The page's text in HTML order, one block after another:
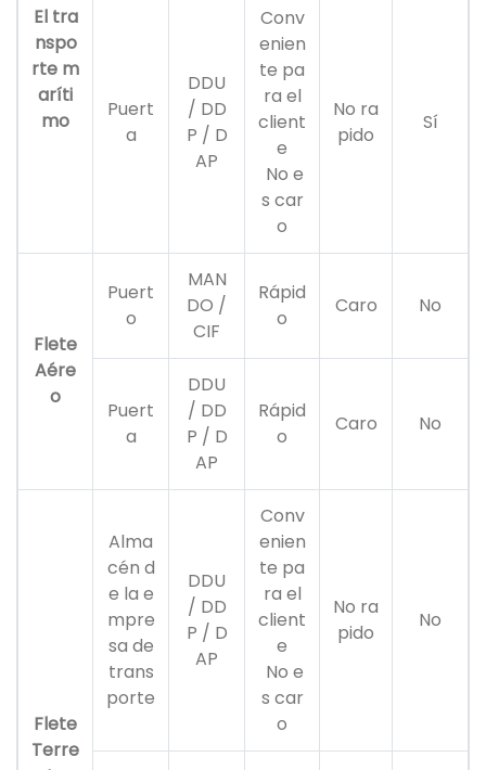
El tra
nspo
rte m
aríti
mo
Puert
a
DDU
/ DD
P / D
AP
Conv
enien
te pa
ra el
client
e
No e
s car
o
No ra
pido
Sí
Flete
Aére
o
Puert
o
MAN
DO /
CIF
Rápid
o
Caro No
Puert
a
DDU
/ DD
P / D
AP
Rápid
o
Caro No
Flete
Terre
Alma
cén d
e la e
mpre
sa de
trans
porte
DDU
/ DD
P / D
AP
Conv
enien
te pa
ra el
client
e
No e
s car
o
No ra
pido
No